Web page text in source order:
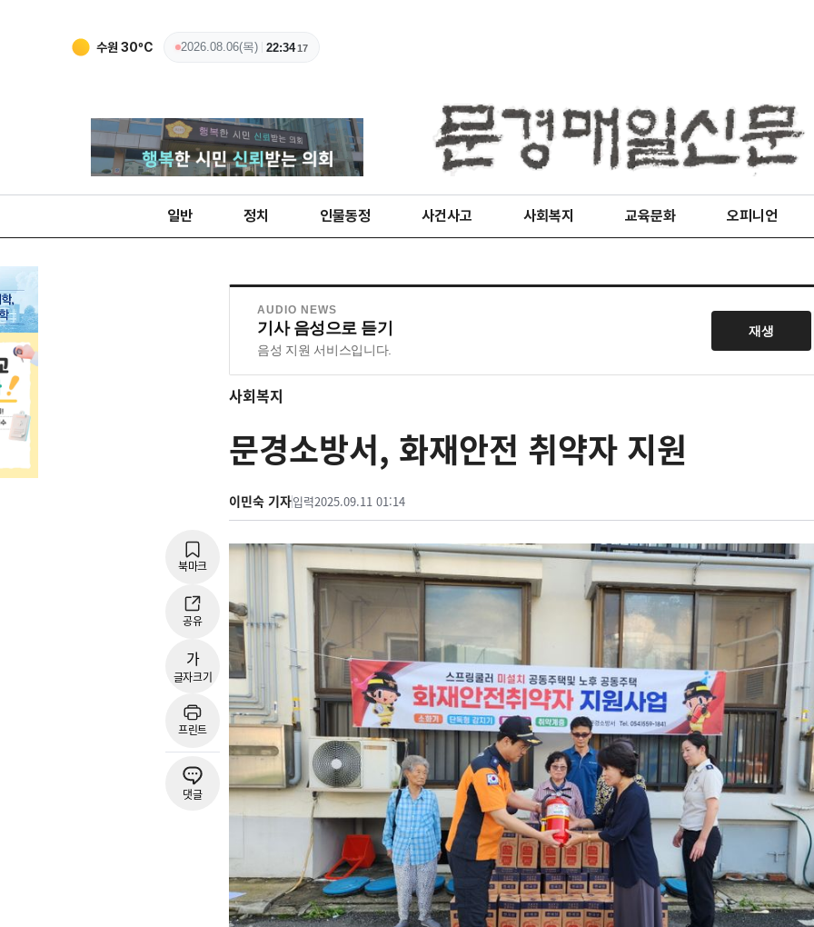
수원 30ºC 2026.08.06(목) 22:3418
일반 정치 인물동정 사건사고 사회복지 교육문화 오피니언
AUDIO NEWS
기사 음성으로 듣기
음성 지원 서비스입니다.
재생
사회복지
문경소방서, 화재안전 취약자 지원
이민숙 기자입력2025.09.11 01:14
북마크
공유
가
글자크기
프린트
댓글